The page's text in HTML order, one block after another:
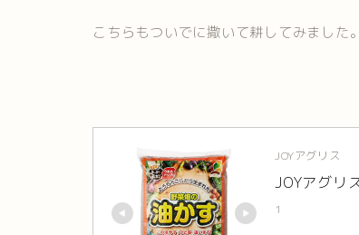
こちらもついでに撒いて耕してみました。
JOYアグリス
JOYアグリ
1